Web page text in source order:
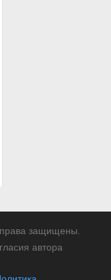
защищены.
автора